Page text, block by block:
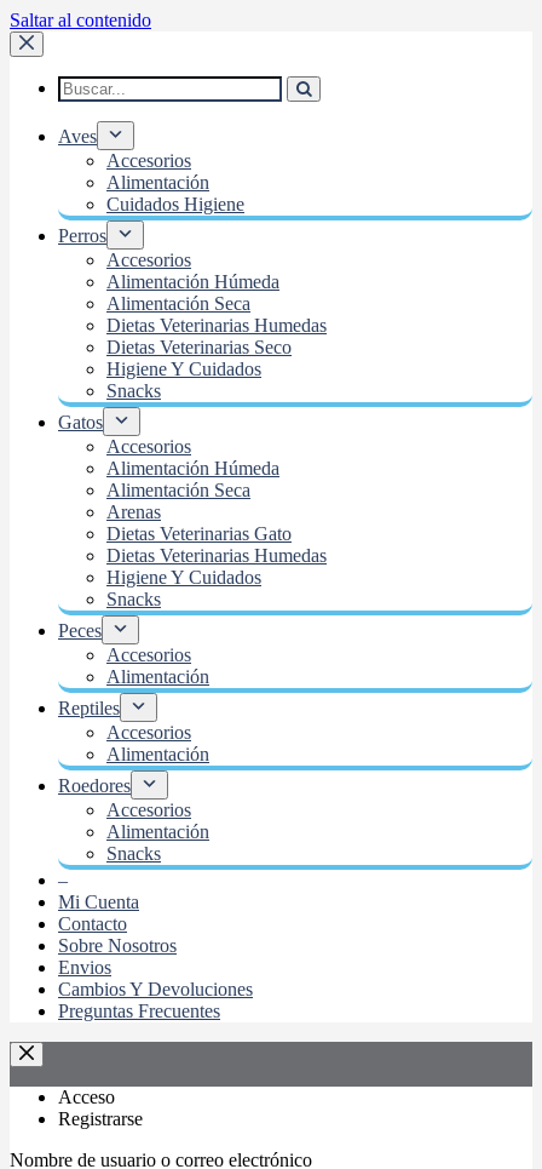
Saltar al contenido
Aves
Accesorios
Alimentación
Cuidados Higiene
Perros
Accesorios
Alimentación Húmeda
Alimentación Seca
Dietas Veterinarias Humedas
Dietas Veterinarias Seco
Higiene Y Cuidados
Snacks
Gatos
Accesorios
Alimentación Húmeda
Alimentación Seca
Arenas
Dietas Veterinarias Gato
Dietas Veterinarias Humedas
Higiene Y Cuidados
Snacks
Peces
Accesorios
Alimentación
Reptiles
Accesorios
Alimentación
Roedores
Accesorios
Alimentación
Snacks
–
Mi Cuenta
Contacto
Sobre Nosotros
Envios
Cambios Y Devoluciones
Preguntas Frecuentes
Acceso
Registrarse
Nombre de usuario o correo electrónico